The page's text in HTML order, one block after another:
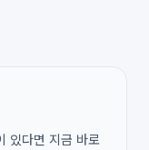
있다면 지금 바로